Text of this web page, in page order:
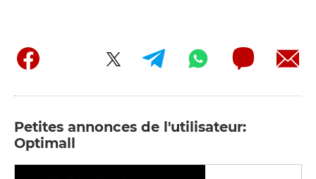
Petites annonces de l'utilisateur:
Optimall